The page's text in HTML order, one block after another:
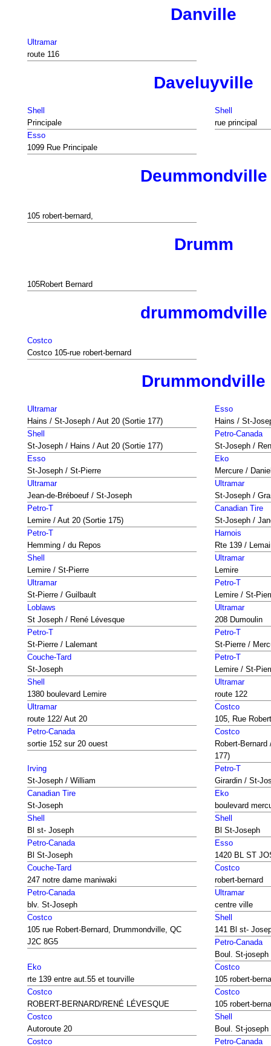
Danville
Ultramar
route 116
Daveluyville
Shell
Principale
Shell
rue principal
Esso
1099 Rue Principale
Deummondville
105 robert-bernard,
Drumm
105Robert Bernard
drummomdville
Costco
Costco 105-rue robert-bernard
Drummondville
Ultramar
Hains / St-Joseph / Aut 20 (Sortie 177)
Esso
Hains / St-
Shell
St-Joseph / Hains / Aut 20 (Sortie 177)
Petro-Canada
St-Joseph /
Esso
St-Joseph / St-Pierre
Eko
Mercure /
Ultramar
Jean-de-Bréboeuf / St-Joseph
Ultramar
St-Joseph /
Petro-T
Lemire / Aut 20 (Sortie 175)
Canadian Tire
St-Joseph /
Petro-T
Hemming / du Repos
Harnois
Rte 139 /
Shell
Lemire / St-Pierre
Ultramar
Lemire
Ultramar
St-Pierre / Guilbault
Petro-T
Lemire / St-
Loblaws
St Joseph / René Lévesque
Ultramar
208 Dumoulin
Petro-T
St-Pierre / Lalemant
Petro-T
St-Pierre /
Couche-Tard
St-Joseph
Petro-T
Lemire / St-
Shell
1380 boulevard Lemire
Ultramar
route 122
Ultramar
route 122/ Aut 20
Costco
105, Rue
Petro-Canada
sortie 152 sur 20 ouest
Costco
Robert-
177)
Irving
St-Joseph / William
Petro-T
Girardin / St-
Canadian Tire
St-Joseph
Eko
boulevard
Shell
Bl st- Joseph
Shell
Bl St-Joseph
Petro-Canada
Bl St-Joseph
Esso
1420 BL ST
Couche-Tard
247 notre dame maniwaki
Costco
robert-bernard
Petro-Canada
blv. St-Joseph
Ultramar
centre ville
Costco
105 rue Robert-Bernard, Drummondville, QC
J2C 8G5
Shell
141 Bl st-
Petro-Canada
Boul. St-joseph
Eko
rte 139 entre aut.55 et tourville
Costco
105 robert-
Costco
ROBERT-BERNARD/RENÉ LÉVESQUE
Costco
105 robert-
Costco
Autoroute 20
Shell
Boul. St-
Costco
Petro-Canada